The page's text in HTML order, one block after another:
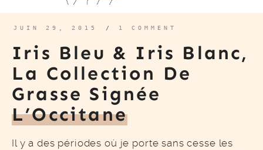
BON PLAN
CONTACT
JUIN 29, 2015 / 1 COMMENT
Iris Bleu & Iris Blanc,
La Collection De
Grasse Signée
L’Occitane
Il y a des périodes où je porte sans cesse les